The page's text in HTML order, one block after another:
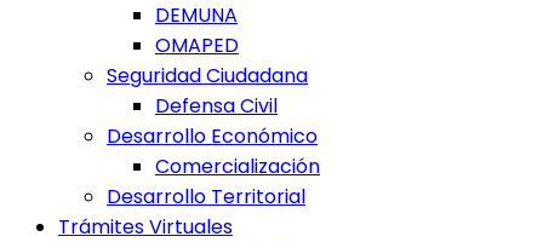
DEMUNA
OMAPED
Seguridad Ciudadana
Defensa Civil
Desarrollo Económico
Comercialización
Desarrollo Territorial
Trámites Virtuales